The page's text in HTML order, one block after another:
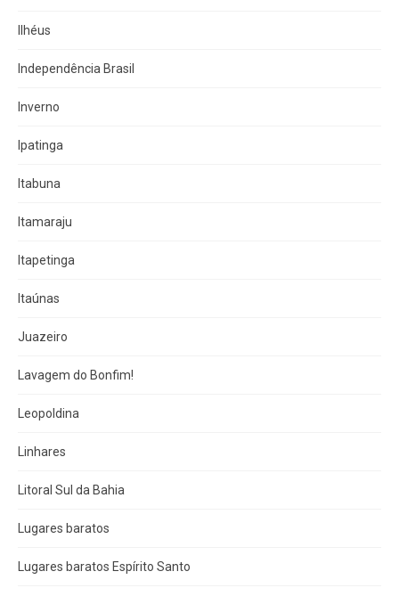
Ilhéus
Independência Brasil
Inverno
Ipatinga
Itabuna
Itamaraju
Itapetinga
Itaúnas
Juazeiro
Lavagem do Bonfim!
Leopoldina
Linhares
Litoral Sul da Bahia
Lugares baratos
Lugares baratos Espírito Santo